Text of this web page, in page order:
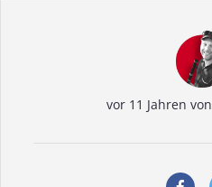
vor 11 Jahren von